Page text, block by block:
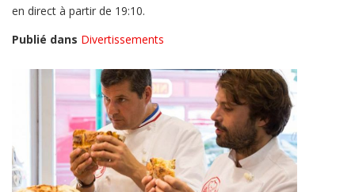
en direct à partir de 19:10.
Publié dans Divertissements